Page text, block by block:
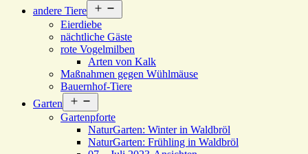
andere Tiere
öffnen
Eierdiebe
nächtliche Gäste
rote Vogelmilben
Arten von Kalk
Maßnahmen gegen Wühlmäuse
Bauernhof-Tiere
Garten
öffnen
Gartenpforte
NaturGarten: Winter in Waldbröl
NaturGarten: Frühling in Waldbröl